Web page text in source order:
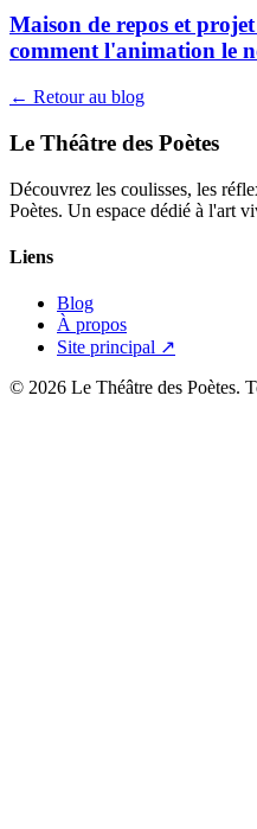
Maison de repos et
comment l'animation le
← Retour au blog
Le Théâtre des Poètes
Découvrez les coulisses, les
Poètes. Un espace dédié à l'art
Liens
Blog
À propos
Site principal ↗
© 2026 Le Théâtre des Poètes.